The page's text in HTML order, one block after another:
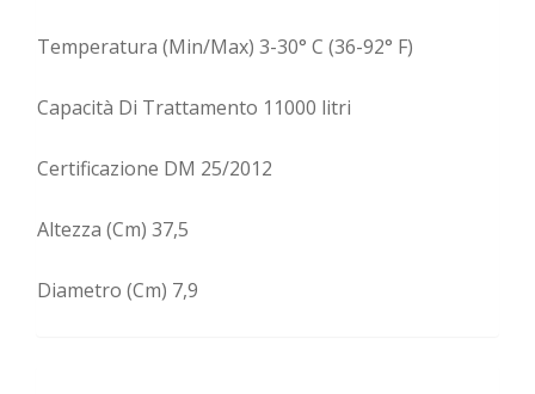
Temperatura (Min/Max) 3-30° C (36-92° F)
Capacità Di Trattamento 11000 litri
Certificazione DM 25/2012
Altezza (Cm) 37,5
Diametro (Cm) 7,9